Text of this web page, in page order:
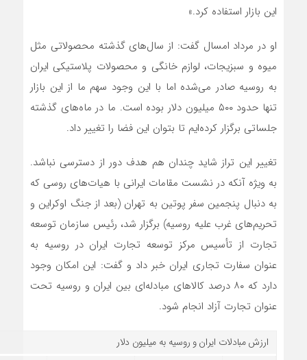
این بازار استفاده کرد.»
او در مرداد امسال گفت: از سال‌های گذشته محصولاتی مثل
میوه و سبزیجات، لوازم خانگی و محصولات پلاستیکی ایران
به روسیه صادر می‌شده اما با این وجود سهم ما از این بازار
تنها حدود ۵۰۰ میلیون دلار بوده است. ما در ماه‌های گذشته
جلساتی برگزار کرده‌ایم تا بتوان این فضا را تغییر داد.
تغییر این تراز شاید چندان هم هدف دور از دسترسی نباشد.
به ویژه آنکه در نشست مقامات ایرانی با هیات‌های روسی که
به دنبال پنجمین سفر پوتین به تهران (بعد از جنگ اوکراین و
تحریم‌های غرب علیه روسیه) برگزار شد، رئیس سازمان توسعه
تجارت از تأسیس مرکز توسعه تجارت ایران در روسیه به
عنوان سفارت تجاری ایران خبر داد و گفت: این امکان وجود
دارد که ۸۰ درصد کالاهای مبادله‌ای بین ایران و روسیه تحت
عنوان تجارت آزاد انجام شود.
ارزش مبادلات ایران و روسیه به میلیون دلار